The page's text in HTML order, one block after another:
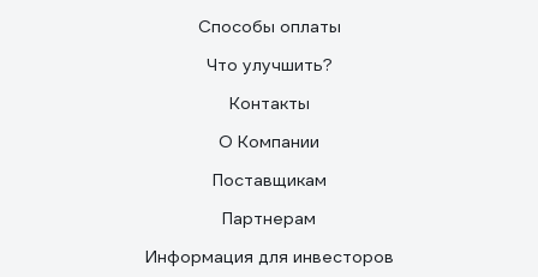
Способы оплаты
Что улучшить?
Контакты
О Компании
Поставщикам
Партнерам
Информация для инвесторов